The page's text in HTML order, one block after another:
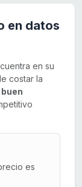
en datos
en su
costar la
buen
es